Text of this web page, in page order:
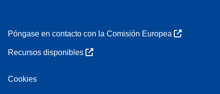
Póngase en contacto con la Comisión Europea
Recursos disponibles
Cookies